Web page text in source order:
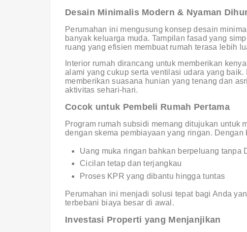
Desain Minimalis Modern & Nyaman
Perumahan ini mengusung konsep desain
banyak keluarga muda. Tampilan fasad yang
ruang yang efisien membuat rumah terasa lebih
Interior rumah dirancang untuk memberikan
alami yang cukup serta ventilasi udara yang
memberikan suasana hunian yang tenang dan
aktivitas sehari-hari.
Cocok untuk Pembeli Rumah Pertama
Program rumah subsidi memang ditujukan untuk
dengan skema pembiayaan yang ringan. Dengan
Uang muka ringan bahkan berpeluang tanpa
Cicilan tetap dan terjangkau
Proses KPR yang dibantu hingga tuntas
Perumahan ini menjadi solusi tepat bagi Anda
terbebani biaya besar di awal.
Investasi Properti yang Menjanjikan